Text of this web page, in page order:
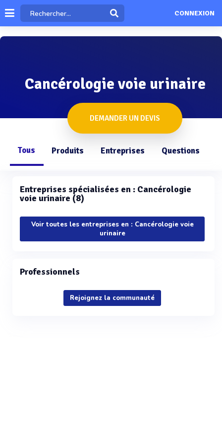
CONNEXION
Cancérologie voie urinaire
DEMANDER UN DEVIS
Tous Produits Entreprises Questions
Entreprises spécialisées en : Cancérologie
voie urinaire (8)
Voir toutes les entreprises en : Cancérologie voie
urinaire
Professionnels
Rejoignez la communauté